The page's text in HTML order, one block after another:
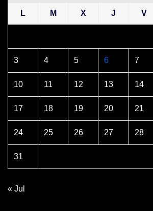
L M X J V
3 4 5 6 7
10 11 12 13 14
17 18 19 20 21
24 25 26 27 28
31
« Jul